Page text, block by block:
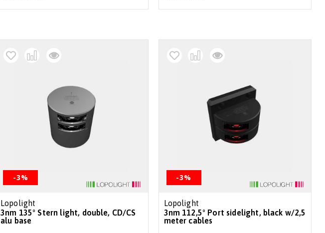
-3%
Lopolight
3nm 135° Stern light, double, CD/CS
alu base
-3%
Lopolight
3nm 112,5° Port sidelight, black w/2,5
meter cables